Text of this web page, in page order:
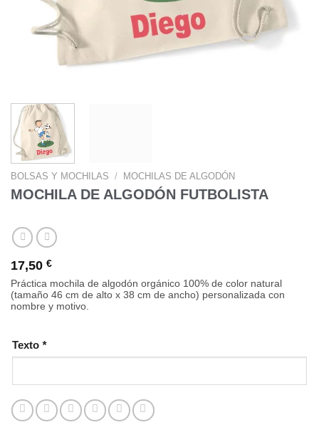
BOLSAS Y MOCHILAS / MOCHILAS DE ALGODÓN
MOCHILA DE ALGODÓN FUTBOLISTA
17,50 €
Práctica mochila de algodón orgánico 100% de color natural
(tamaño 46 cm de alto x 38 cm de ancho) personalizada con
nombre y motivo.
Texto *